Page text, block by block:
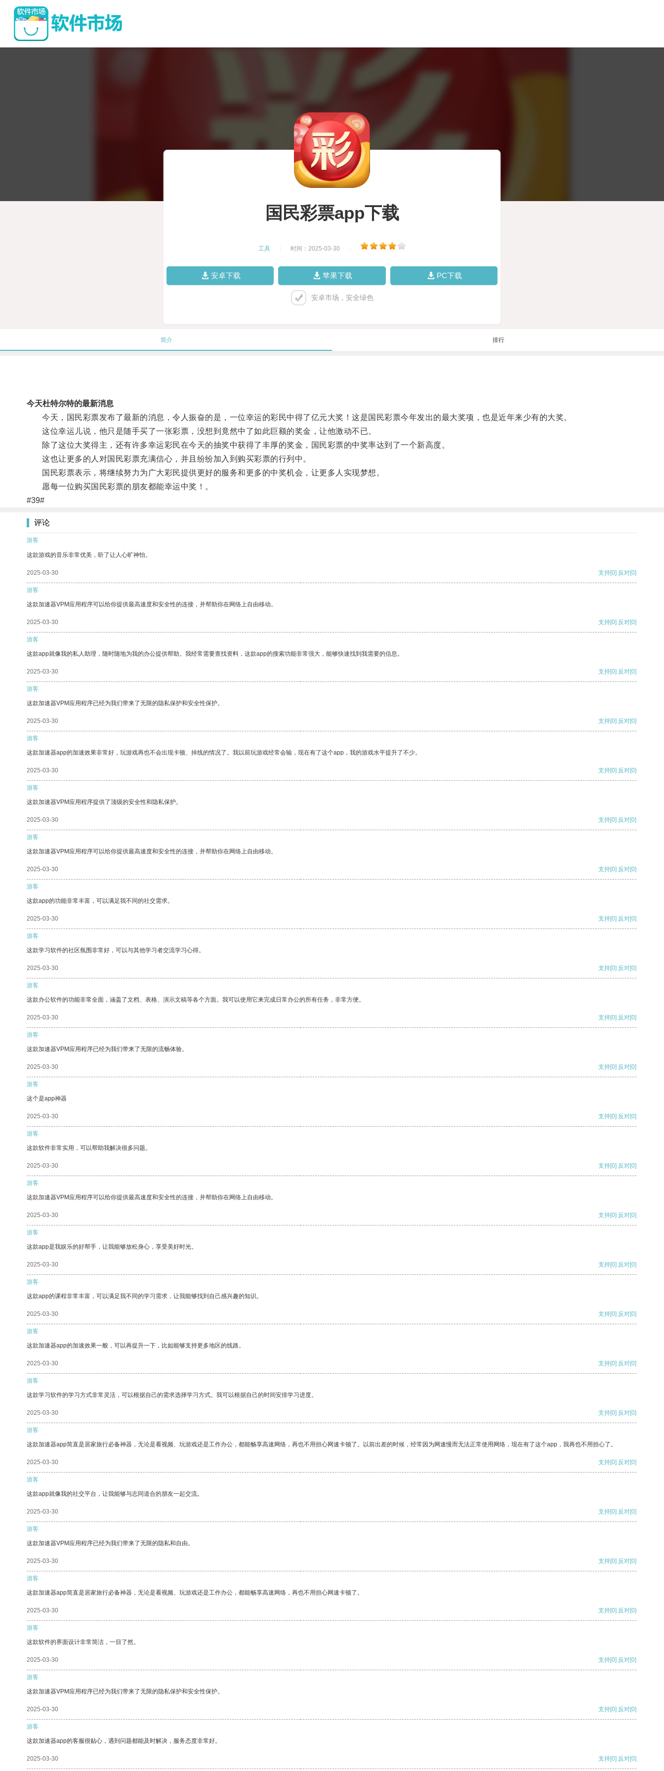
国民彩票app下载
工具 时间：2025-03-30
安卓下载 苹果下载 PC下载
安卓市场，安全绿色
简介 排行
今天杜特尔特的最新消息
今天，国民彩票发布了最新的消息，令人振奋的是，一位幸运的彩民中得了亿元大奖！这是国民彩票今年发出的最大奖项，也是近年来少有的大奖。
这位幸运儿说，他只是随手买了一张彩票，没想到竟然中了如此巨额的奖金，让他激动不已。
除了这位大奖得主，还有许多幸运彩民在今天的抽奖中获得了丰厚的奖金，国民彩票的中奖率达到了一个新高度。
这也让更多的人对国民彩票充满信心，并且纷纷加入到购买彩票的行列中。
国民彩票表示，将继续努力为广大彩民提供更好的服务和更多的中奖机会，让更多人实现梦想。
愿每一位购买国民彩票的朋友都能幸运中奖！。
#39#
评论
游客
这款游戏的音乐非常优美，听了让人心旷神怡。
2025-03-30 支持[0] 反对[0]
游客
这款加速器VPM应用程序可以给你提供最高速度和安全性的连接，并帮助你在网络上自由移动。
2025-03-30 支持[0] 反对[0]
游客
这款app就像我的私人助理，随时随地为我的办公提供帮助。我经常需要查找资料，这款app的搜索功能非常强大，能够快速找到我需要的信息。
2025-03-30 支持[0] 反对[0]
游客
这款加速器VPM应用程序已经为我们带来了无限的隐私保护和安全性保护。
2025-03-30 支持[0] 反对[0]
游客
这款加速器app的加速效果非常好，玩游戏再也不会出现卡顿、掉线的情况了。我以前玩游戏经常会输，现在有了这个app，我的游戏水平提升了不少。
2025-03-30 支持[0] 反对[0]
游客
这款加速器VPM应用程序提供了顶级的安全性和隐私保护。
2025-03-30 支持[0] 反对[0]
游客
这款加速器VPM应用程序可以给你提供最高速度和安全性的连接，并帮助你在网络上自由移动。
2025-03-30 支持[0] 反对[0]
游客
这款app的功能非常丰富，可以满足我不同的社交需求。
2025-03-30 支持[0] 反对[0]
游客
这款学习软件的社区氛围非常好，可以与其他学习者交流学习心得。
2025-03-30 支持[0] 反对[0]
游客
这款办公软件的功能非常全面，涵盖了文档、表格、演示文稿等各个方面。我可以使用它来完成日常办公的所有任务，非常方便。
2025-03-30 支持[0] 反对[0]
游客
这款加速器VPM应用程序已经为我们带来了无限的流畅体验。
2025-03-30 支持[0] 反对[0]
游客
这个是app神器
2025-03-30 支持[0] 反对[0]
游客
这款软件非常实用，可以帮助我解决很多问题。
2025-03-30 支持[0] 反对[0]
游客
这款加速器VPM应用程序可以给你提供最高速度和安全性的连接，并帮助你在网络上自由移动。
2025-03-30 支持[0] 反对[0]
游客
这款app是我娱乐的好帮手，让我能够放松身心，享受美好时光。
2025-03-30 支持[0] 反对[0]
游客
这款app的课程非常丰富，可以满足我不同的学习需求，让我能够找到自己感兴趣的知识。
2025-03-30 支持[0] 反对[0]
游客
这款加速器app的加速效果一般，可以再提升一下，比如能够支持更多地区的线路。
2025-03-30 支持[0] 反对[0]
游客
这款学习软件的学习方式非常灵活，可以根据自己的需求选择学习方式。我可以根据自己的时间安排学习进度。
2025-03-30 支持[0] 反对[0]
游客
这款加速器app简直是居家旅行必备神器，无论是看视频、玩游戏还是工作办公，都能畅享高速网络，再也不用担心网速卡顿了。以前出差的时候，经常因为网速慢而无法正常使用网络，现在有了这个app，我再也不用担心了。
2025-03-30 支持[0] 反对[0]
游客
这款app就像我的社交平台，让我能够与志同道合的朋友一起交流。
2025-03-30 支持[0] 反对[0]
游客
这款加速器VPM应用程序已经为我们带来了无限的隐私和自由。
2025-03-30 支持[0] 反对[0]
游客
这款加速器app简直是居家旅行必备神器，无论是看视频、玩游戏还是工作办公，都能畅享高速网络，再也不用担心网速卡顿了。
2025-03-30 支持[0] 反对[0]
游客
这款软件的界面设计非常简洁，一目了然。
2025-03-30 支持[0] 反对[0]
游客
这款加速器VPM应用程序已经为我们带来了无限的隐私保护和安全性保护。
2025-03-30 支持[0] 反对[0]
游客
这款加速器app的客服很贴心，遇到问题都能及时解决，服务态度非常好。
2025-03-30 支持[0] 反对[0]